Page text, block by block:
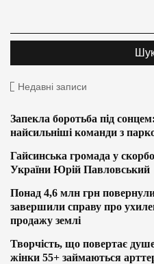
Недавні записи
Запекла боротьба під
найсильніші команди з
Гайсинська громада у
України Юрій Павловський
Понад 4,6 млн грн
завершили справу про
продажу землі
Творчість, що повертає
жінки 55+ займаються